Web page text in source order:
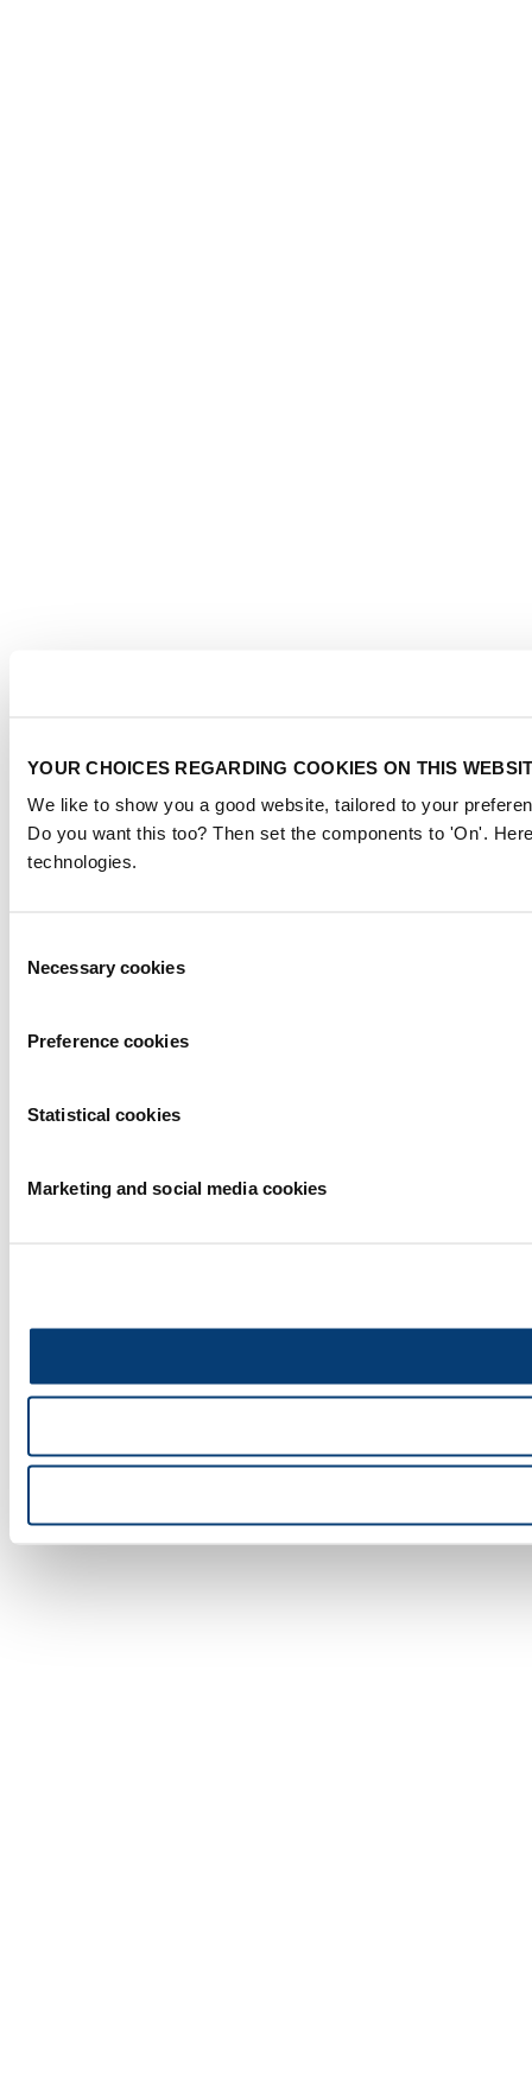
YOUR CHOICES REGARDING COOKIES ON THIS
We like to show you a good website, tailored to your
Do you want this too? Then set the components to 'On'.
technologies.
Selection
Necessary cookies
Preference cookies
Statistical cookies
Marketing and social media cookies